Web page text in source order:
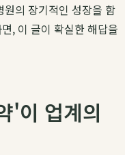
의 장기적인 성장을 함
, 이 글이 확실한 해답을
'이 업계의